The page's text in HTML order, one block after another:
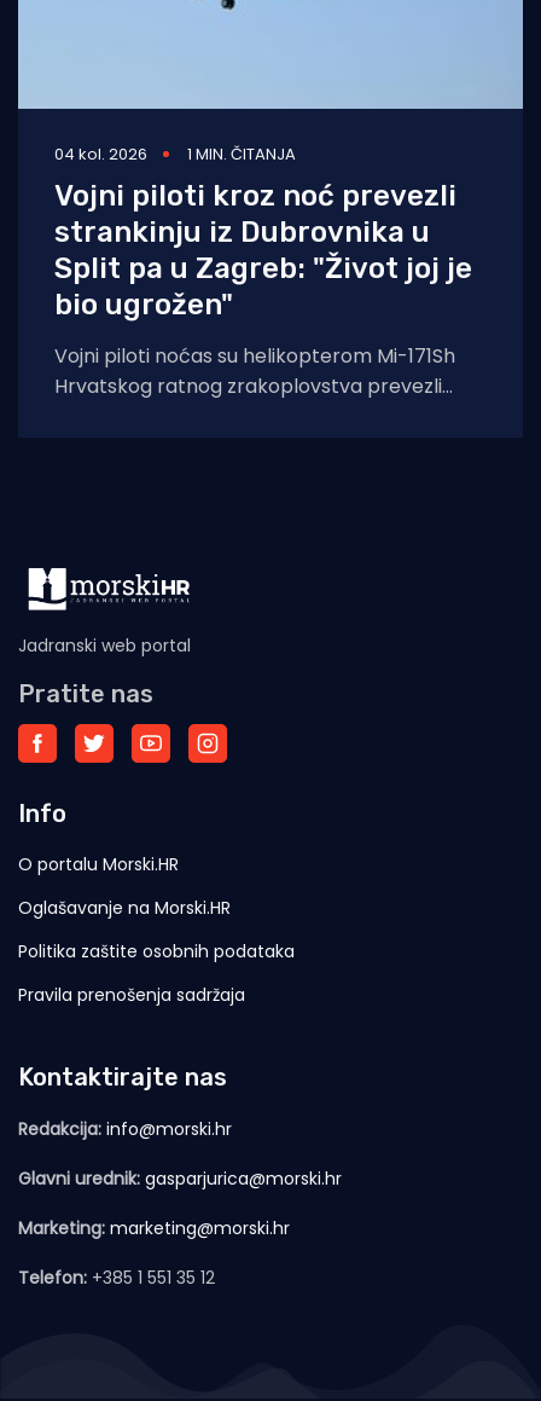
04 kol. 2026 1 MIN. ČITANJA
Vojni piloti kroz noć prevezli
strankinju iz Dubrovnika u
Split pa u Zagreb: "Život joj je
bio ugrožen"
Vojni piloti noćas su helikopterom Mi-171Sh
Hrvatskog ratnog zrakoplovstva prevezli
Jadranski web portal
Pratite nas
Info
O portalu Morski.HR
Oglašavanje na Morski.HR
Politika zaštite osobnih podataka
Pravila prenošenja sadržaja
Kontaktirajte nas
Redakcija: info@morski.hr
Glavni urednik: gasparjurica@morski.hr
Marketing: marketing@morski.hr
Telefon: +385 1 551 35 12